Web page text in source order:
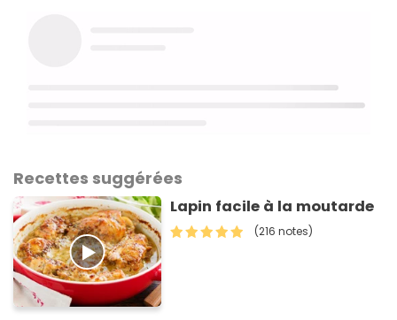
Recettes suggérées
Lapin facile à la moutarde
(216 notes)